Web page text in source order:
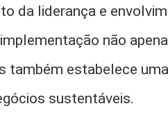
da liderança e
não
também estabelece
sustentáveis.